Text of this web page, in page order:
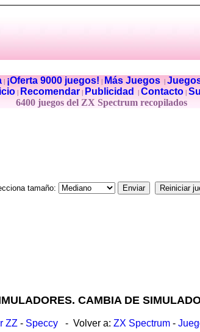
| ¡Oferta 9000 juegos! Más Juegos|
Recomendar Publicidad Contacto
6400 juegos del ZX Spectrum recopilados
tamaño:
CAMBIA DE
ZZ - Speccy - Volver a: ZX Spectrum -